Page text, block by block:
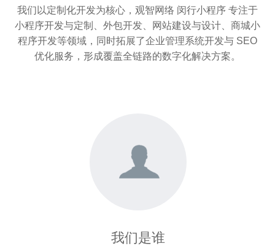
我们以定制化开发为核心，观智网络 闵行小程序 专注于
小程序开发与定制、外包开发、 网站建设与设计、 商城小
程序开发等领域，同时拓展了企业管理系统开发与 SEO
优化服务，形成覆盖全链路的数字化解决方案。
我们是谁